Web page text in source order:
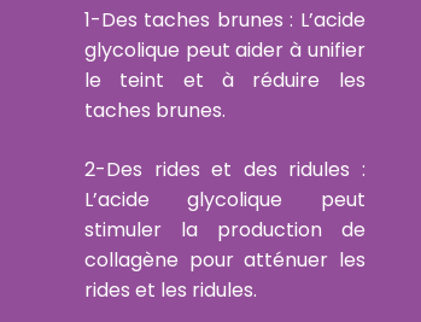
1-Des taches brunes : L’acide
glycolique peut aider à unifier
le teint et à réduire les
taches brunes.
2-Des rides et des ridules :
L’acide glycolique peut
stimuler la production de
collagène pour atténuer les
rides et les ridules.